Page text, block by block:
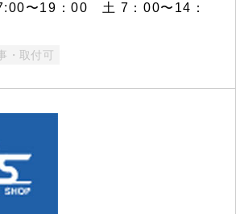
〜19：00 土 7：00〜14：
・取付可